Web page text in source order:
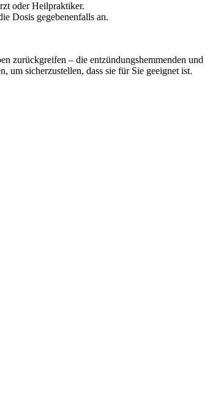
oder Heilpraktiker.
Dosis gegebenenfalls an.
zurückgreifen – die entzündungshemmenden und
um sicherzustellen, dass sie für Sie geeignet ist.